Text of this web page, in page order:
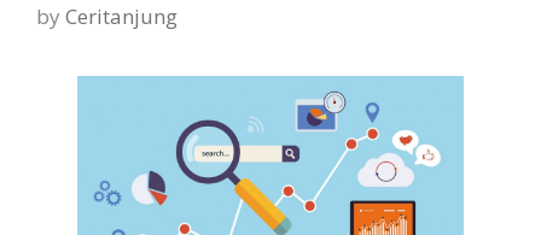
by Ceritanjung